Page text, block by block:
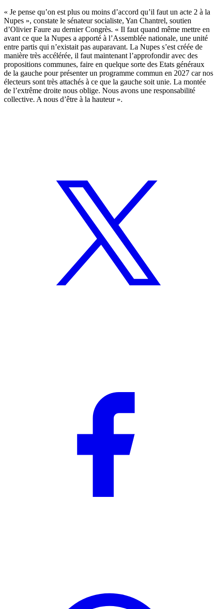
« Je pense qu’on est plus ou moins d’accord qu’il faut un acte 2 à la
Nupes », constate le sénateur socialiste, Yan Chantrel, soutien
d’Olivier Faure au dernier Congrès. « Il faut quand même mettre en
avant ce que la Nupes a apporté à l’Assemblée nationale, une unité
entre partis qui n’existait pas auparavant. La Nupes s’est créée de
manière très accélérée, il faut maintenant l’approfondir avec des
propositions communes, faire en quelque sorte des Etats généraux
de la gauche pour présenter un programme commun en 2027 car nos
électeurs sont très attachés à ce que la gauche soit unie. La montée
de l’extrême droite nous oblige. Nous avons une responsabilité
collective. A nous d’être à la hauteur ».